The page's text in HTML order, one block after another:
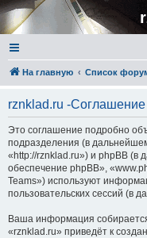
На главную Список
rznklad.ru -
Это соглашение подробно
подразделения (в
«http://rznklad.ru») и phpBB (в
обеспечение phpBB»,
Teams») используют
пользовательских сессий (в
Ваша информация
«rznklad.ru» приведёт к